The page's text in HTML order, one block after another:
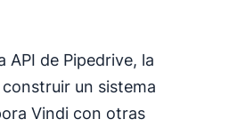
API de Pipedrive, la
un sistema
Vindi con otras